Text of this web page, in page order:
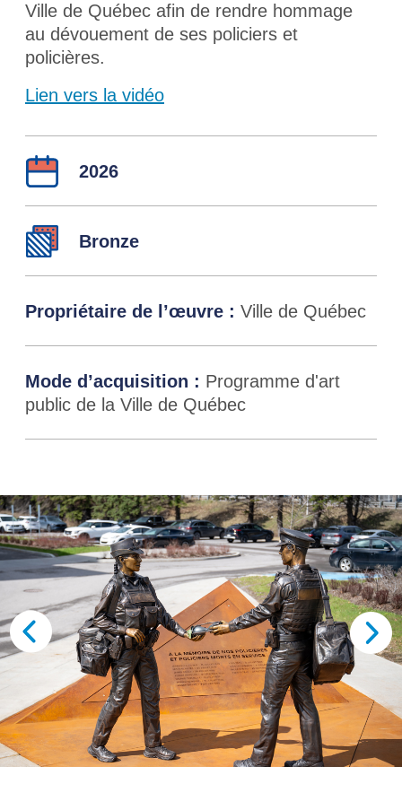
Ville de Québec afin de rendre hommage
au dévouement de ses policiers et
policières.
Lien vers la vidéo
Détails
Année :
2026
Matérieux :
Bronze
Propriétaire de l’œuvre : Ville de Québec
Mode d’acquisition : Programme d'art
public de la Ville de Québec